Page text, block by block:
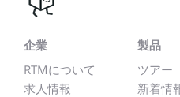
企業
RTMについて
求人情報
製品
ツアー
新着情